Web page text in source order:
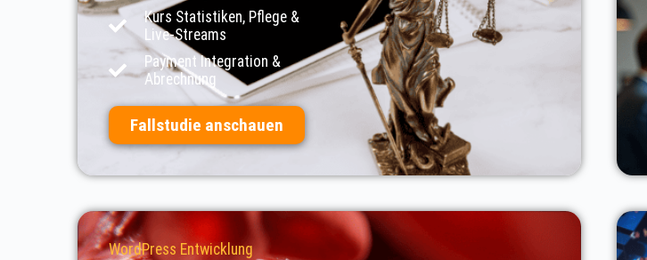
Kurs Statistiken, Pflege &
Live-Streams
Payment Integration &
Abrechnung
Fallstudie anschauen
WordPress Entwicklung